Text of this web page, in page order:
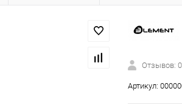
Отзывов: 0
Артикул: